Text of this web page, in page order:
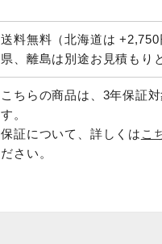
送料無料（北海道は +2,750
県、離島は別途お見積もり
こちらの商品は、3年保証
す。
保証について、詳しくは こ
ださい。